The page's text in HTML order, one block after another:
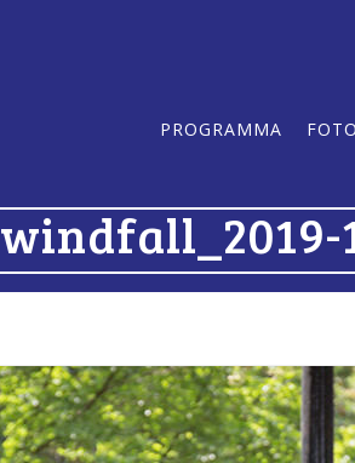
PROGRAMMA
windfall_2019-